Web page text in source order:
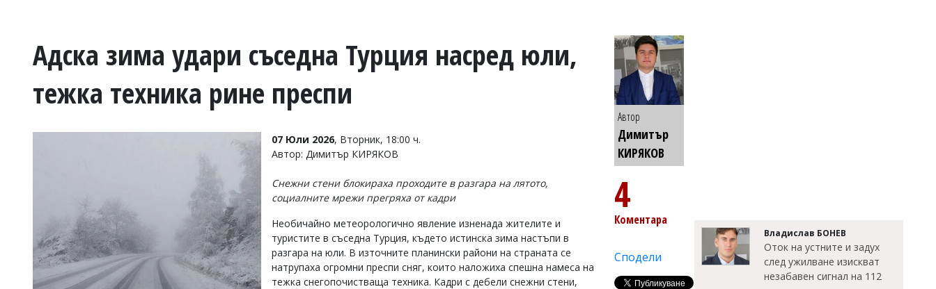
ВОЙНАТА
УКРАЙНА
Веселин
Василев,
v.vasilev@flagman.bg
Адска зима удари съседна Турция насред юли,
тежка техника рине преспи
07 Юли 2026, Вторник, 18:00 ч.
Автор: Димитър КИРЯКОВ
Снежни стени блокираха проходите в разгара на лятото,
социалните мрежи прегряха от кадри
Необичайно метеорологично явление изненада жителите и
туристите в съседна Турция, където истинска зима настъпи в
разгара на юли. В източните планински райони на страната се
натрупаха огромни преспи сняг, които наложиха спешна намеса на
тежка снегопочистваща техника. Кадри с дебели снежни стени,
Автор
Димитър
КИРЯКОВ
4
Коментара
Сподели
Владислав БОНЕВ
Оток на устните и задух
след ужилване изискват
незабавен сигнал на 112